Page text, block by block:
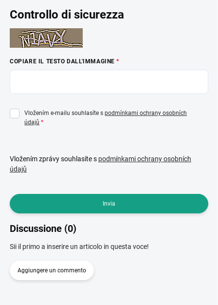
Controllo di sicurezza
COPIARE IL TESTO DALL'IMMAGINE
Vložením e-mailu souhlasíte s podmínkami ochrany osobních
údajů
Vložením zprávy souhlasíte s podmínkami ochrany osobních
údajů
Invia
Discussione (0)
Sii il primo a inserire un articolo in questa voce!
Aggiungere un commento